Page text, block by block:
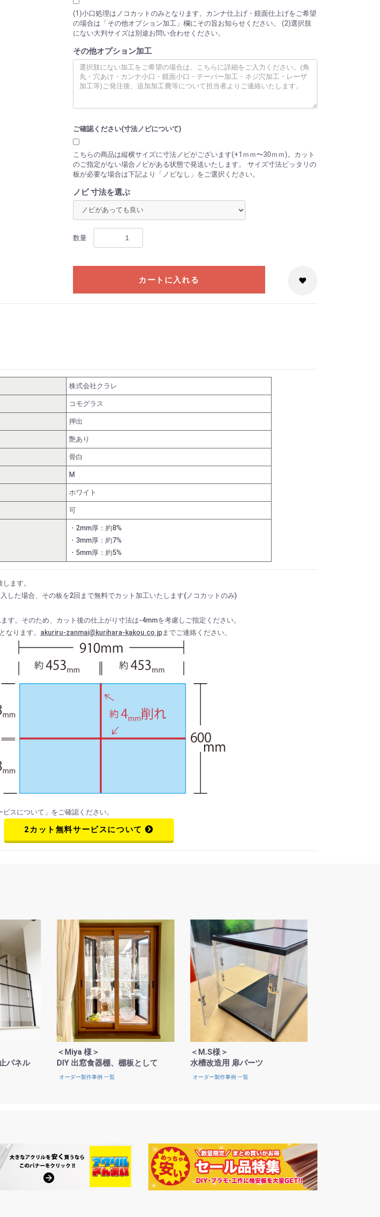
(1)小口処理はノコカットのみとなります。カンナ仕上げ・鏡面仕上げをご希望
の場合は「その他オプション加工」欄にその旨お知らせください。 (2)選択肢
にない大判サイズは別途お問い合わせください。
その他オプション加工
ご確認ください(寸法ノビについて)
こちらの商品は縦横サイズに寸法ノビがございます(+1ｍｍ〜30ｍｍ)。カット
のご指定がない場合ノビがある状態で発送いたします。 サイズ寸法ピッタリの
板が必要な場合は下記より「ノビなし」をご選択ください。
ノビ 寸法を選ぶ
数量
カートに入れる
い物を続ける カートへ進む
株式会社クラレ
コモグラス
押出
艶あり
骨白
M
ホワイト
可
・2mm厚：約8%
・3mm厚：約7%
・5mm厚：約5%
ます。
した場合、その板を2回まで無料でカット加工いたします(ノコカットのみ)
す。そのため、カット後の仕上がり寸法は-4mmを考慮しご指定ください。
なります。 akuriru-zanmai@kurihara-kakou.co.jpまでご連絡ください。
ビスについて」 をご確認ください。
2カット無料サービスについて
パネル
＜Miya 様＞
DIY 出窓食器棚、棚板として
オーダー製作事例 一覧
＜M.S様＞
水槽改造用 扉パーツ
オーダー製作事例 一覧